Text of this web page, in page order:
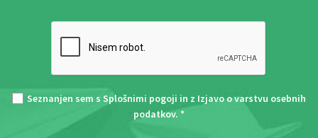
Seznanjen sem s Splošnimi pogoji in z Izjavo o varstvu osebnih
podatkov. *